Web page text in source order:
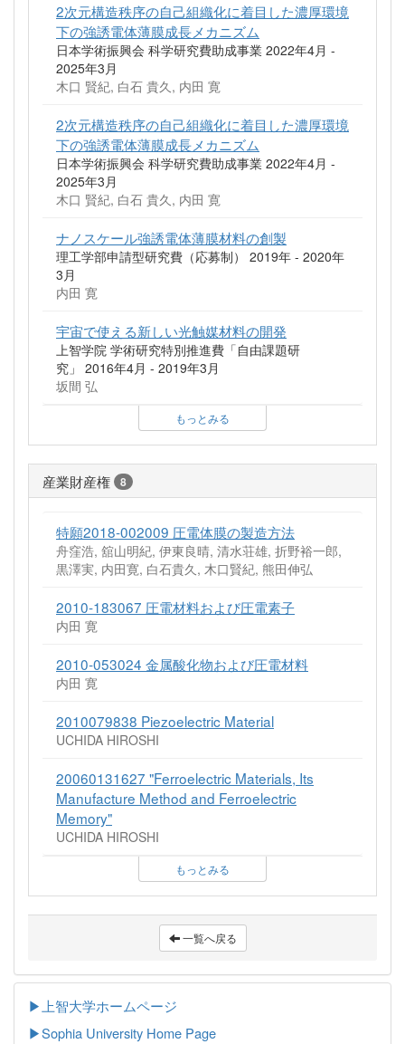
2次元構造秩序の自己組織化に着目した濃厚環境
下の強誘電体薄膜成長メカニズム
日本学術振興会 科学研究費助成事業 2022年4月 -
2025年3月
木口 賢紀, 白石 貴久, 内田 寛
2次元構造秩序の自己組織化に着目した濃厚環境
下の強誘電体薄膜成長メカニズム
日本学術振興会 科学研究費助成事業 2022年4月 -
2025年3月
木口 賢紀, 白石 貴久, 内田 寛
ナノスケール強誘電体薄膜材料の創製
理工学部申請型研究費（応募制） 2019年 - 2020年
3月
内田 寛
宇宙で使える新しい光触媒材料の開発
上智学院 学術研究特別推進費「自由課題研
究」 2016年4月 - 2019年3月
坂間 弘
もっとみる
産業財産権 8
特願2018-002009 圧電体膜の製造方法
舟窪浩, 舘山明紀, 伊東良晴, 清水荘雄, 折野裕一郎,
黒澤実, 内田寛, 白石貴久, 木口賢紀, 熊田伸弘
2010-183067 圧電材料および圧電素子
内田 寛
2010-053024 金属酸化物および圧電材料
内田 寛
2010079838 Piezoelectric Material
UCHIDA HIROSHI
20060131627 "Ferroelectric Materials, Its
Manufacture Method and Ferroelectric
Memory"
UCHIDA HIROSHI
もっとみる
一覧へ戻る
▶上智大学ホームページ
▶Sophia University Home Page